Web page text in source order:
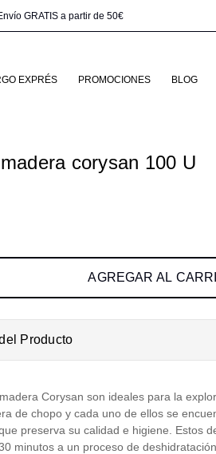
GRATIS a partir de 50€
EXPRÉS PROMOCIONES BLOG
corysan 100 U
Producto
Corysan son ideales para la
de chopo y cada uno de ellos se
preserva su calidad e higiene. Estos
minutos a un proceso de